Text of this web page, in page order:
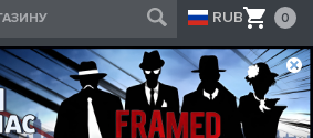
RUB 0